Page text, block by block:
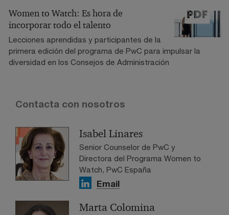
Women to Watch: Es hora de
incorporar todo el talento
Lecciones aprendidas y participantes de la
primera edición del programa de PwC para impulsar la
diversidad en los Consejos de Administración
Contacta con nosotros
Isabel Linares
Senior Counselor de PwC y
Directora del Programa Women to
Watch, PwC España
Email
Marta Colomina